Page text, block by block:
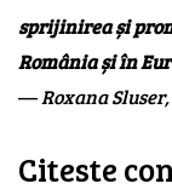
sprijinirea și
România și în
—Roxana
Citeste